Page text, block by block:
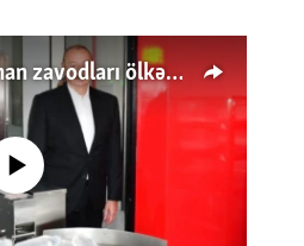
Ard-arda açılan dərman zavodları ölkənin tələbatını ödəyirmi?
currently available